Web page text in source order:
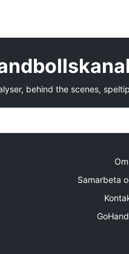
behind the scenes,
Samarbeta